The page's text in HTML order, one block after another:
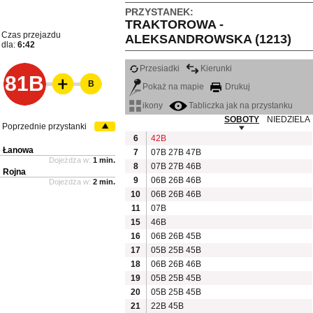
PRZYSTANEK:
TRAKTOROWA -
ALEKSANDROWSKA (1213)
Czas przejazdu
dla: 6:42
81B
Przesiadki
Kierunki
Pokaż na mapie
Drukuj
ikony
Tabliczka jak na przystanku
SOBOTY
NIEDZIELA
6
42B
7
07B 27B 47B
8
07B 27B 46B
9
06B 26B 46B
10
06B 26B 46B
11
07B
15
46B
16
06B 26B 45B
17
05B 25B 45B
18
06B 26B 46B
19
05B 25B 45B
20
05B 25B 45B
21
22B 45B
B
Poprzednie przystanki
Łanowa
Dojeżdża w: 1 min.
Rojna
Dojeżdża w: 2 min.